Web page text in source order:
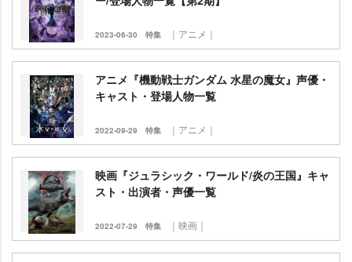
2023-06-30 特集 ｜アニメ｜
アニメ『機動戦士ガンダム 水星の魔女』声優・
キャスト・登場人物一覧
2022-09-29 特集 ｜アニメ｜
映画『ジュラシック・ワールド/炎の王国』キャ
スト・出演者・声優一覧
2022-07-29 特集 ｜映画｜